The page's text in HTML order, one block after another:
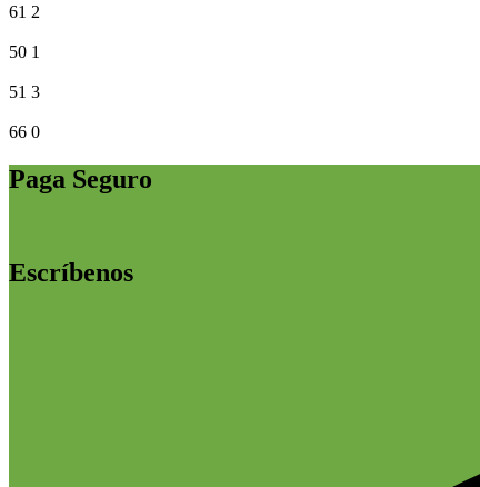
61 2
50 1
51 3
66 0
Paga Seguro
Escríbenos